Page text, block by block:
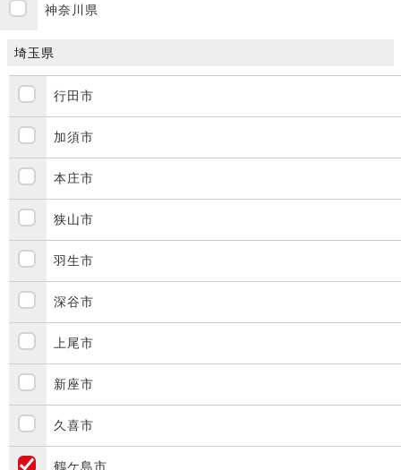
神奈川県
埼玉県
行田市
加須市
本庄市
狭山市
羽生市
深谷市
上尾市
新座市
久喜市
鶴ケ島市